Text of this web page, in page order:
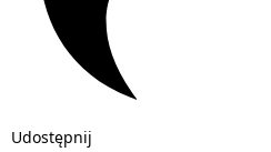
Udostępnij